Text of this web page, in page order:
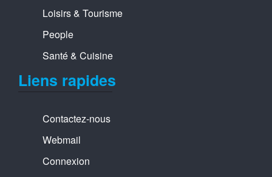
Loisirs & Tourisme
People
Santé & Cuisine
Liens rapides
Contactez-nous
Webmail
Connexion